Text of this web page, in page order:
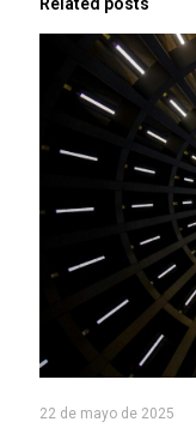
22 de mayo de 2025